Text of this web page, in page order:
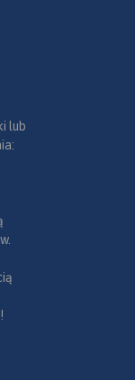
lub